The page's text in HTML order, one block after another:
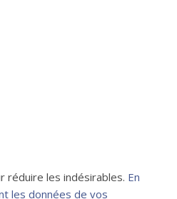
réduire les indésirables. En
les données de vos